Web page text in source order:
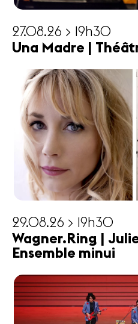
27.08.26 > 19h30
Una Madre |
29.08.26 > 19h30
Wagner.Ring |
Ensemble minui